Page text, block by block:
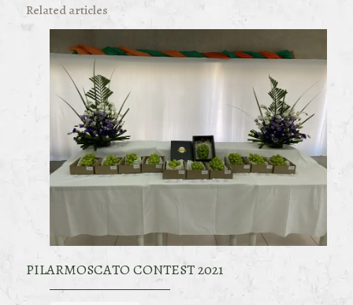
Related articles
PILARMOSCATO CONTEST 2021